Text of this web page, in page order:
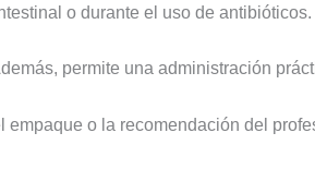
o durante el uso de
permite una administración
o la recomendación del